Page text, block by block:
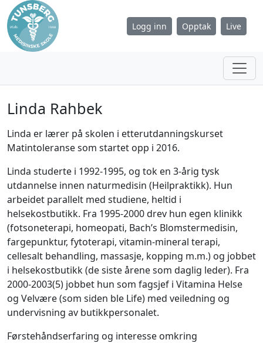
Logg inn Opptak Live
Linda Rahbek
Linda er lærer på skolen i etterutdanningskurset
Matintoleranse som startet opp i 2016.
Linda studerte i 1992-1995, og tok en 3-årig tysk
utdannelse innen naturmedisin (Heilpraktikk). Hun
arbeidet parallelt med studiene, heltid i
helsekostbutikk. Fra 1995-2000 drev hun egen klinikk
(fotsoneterapi, homeopati, Bach’s Blomstermedisin,
fargepunktur, fytoterapi, vitamin-mineral terapi,
cellesalt behandling, massasje, kopping m.m.) og jobbet
i helsekostbutikk (de siste årene som daglig leder). Fra
2000-2003(5) jobbet hun som fagsjef i Vitamina Helse
og Velvære (som siden ble Life) med veiledning og
undervisning av butikkpersonalet.
Førstehåndserfaring og interesse omkring